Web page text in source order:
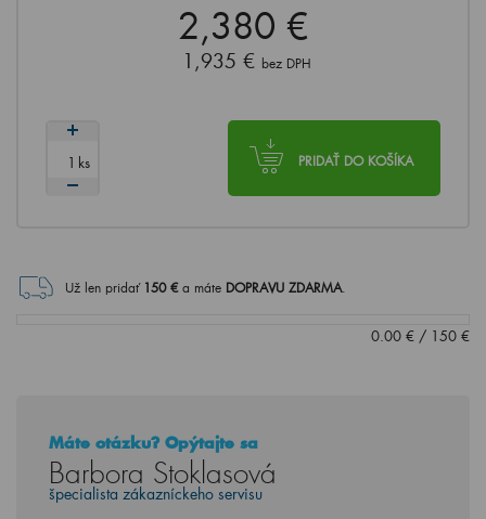
2,380 €
1,935 € bez DPH
PRIDAŤ DO KOŠÍKA
ks
Už len pridať 150€ a máte DOPRAVU ZDARMA.
0.00 € / 150 €
Máte otázku? Opýtajte sa
Barbora Stoklasová
špecialista zákazníckeho servisu